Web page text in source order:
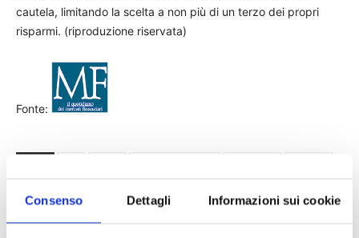
Consenso Dettagli Informazioni sui cookie
cautela, limitando la scelta a non più di un terzo dei propri
risparmi. (riproduzione riservata)
Fonte: